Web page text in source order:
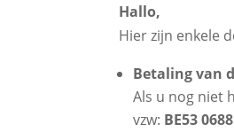
Hallo,
Hier zijn enkele
Betaling van
Als u nog niet
vzw: BE53